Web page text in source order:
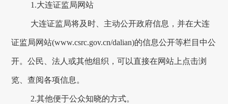
1.大连证监局网站
大连证监局将及时、主动公开政府信息，并在大连
证监局网站(www.csrc.gov.cn/dalian)的信息公开等栏目中公
开。公民、法人或其他组织，可以直接在网站上点击浏
览、查阅各项信息。
2.其他便于公众知晓的方式。